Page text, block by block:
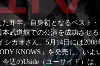
た昨年、自身初となるベスト
武道館での公演を成功させ
シカオさん。5月14日には2008
KNOWS」を発売し、いよ
週のUside（ユーサイド）は